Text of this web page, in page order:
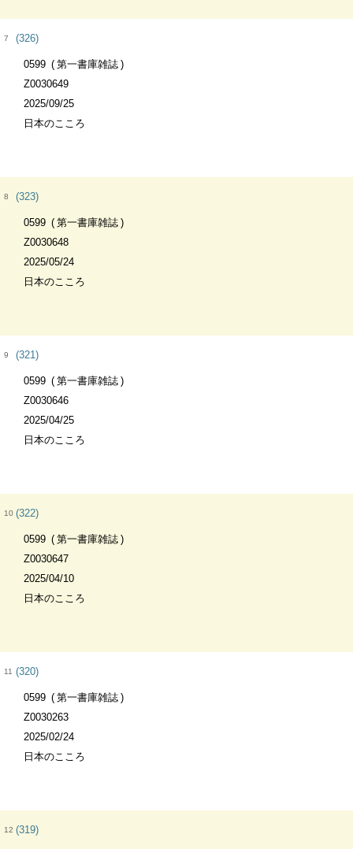
7 (326)
0599
第一書庫雑誌
Z0030649
2025/09/25
日本のこころ
8 (323)
0599
第一書庫雑誌
Z0030648
2025/05/24
日本のこころ
9 (321)
0599
第一書庫雑誌
Z0030646
2025/04/25
日本のこころ
10 (322)
0599
第一書庫雑誌
Z0030647
2025/04/10
日本のこころ
11 (320)
0599
第一書庫雑誌
Z0030263
2025/02/24
日本のこころ
12 (319)